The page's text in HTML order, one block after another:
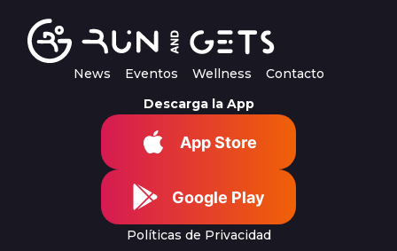
News Eventos Wellness
Contacto
Descarga la App
App Store
Google Play
Políticas de Privacidad